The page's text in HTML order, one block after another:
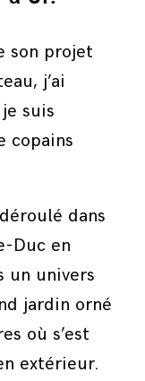
son projet
j’ai
suis
copains
dans
Duc en
un univers
jardin orné
où s’est
extérieur.